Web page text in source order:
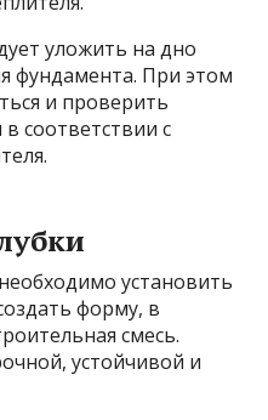
уложить на дно
фундамента. При этом
и проверить
соответствии с
установить
форму, в
смесь.
устойчивой и